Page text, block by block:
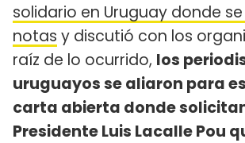
solidario en Uruguay donde
notas y discutió con los
raíz de lo ocurrido, los
uruguayos se aliaron para
carta abierta donde
Presidente Luis Lacalle Pou